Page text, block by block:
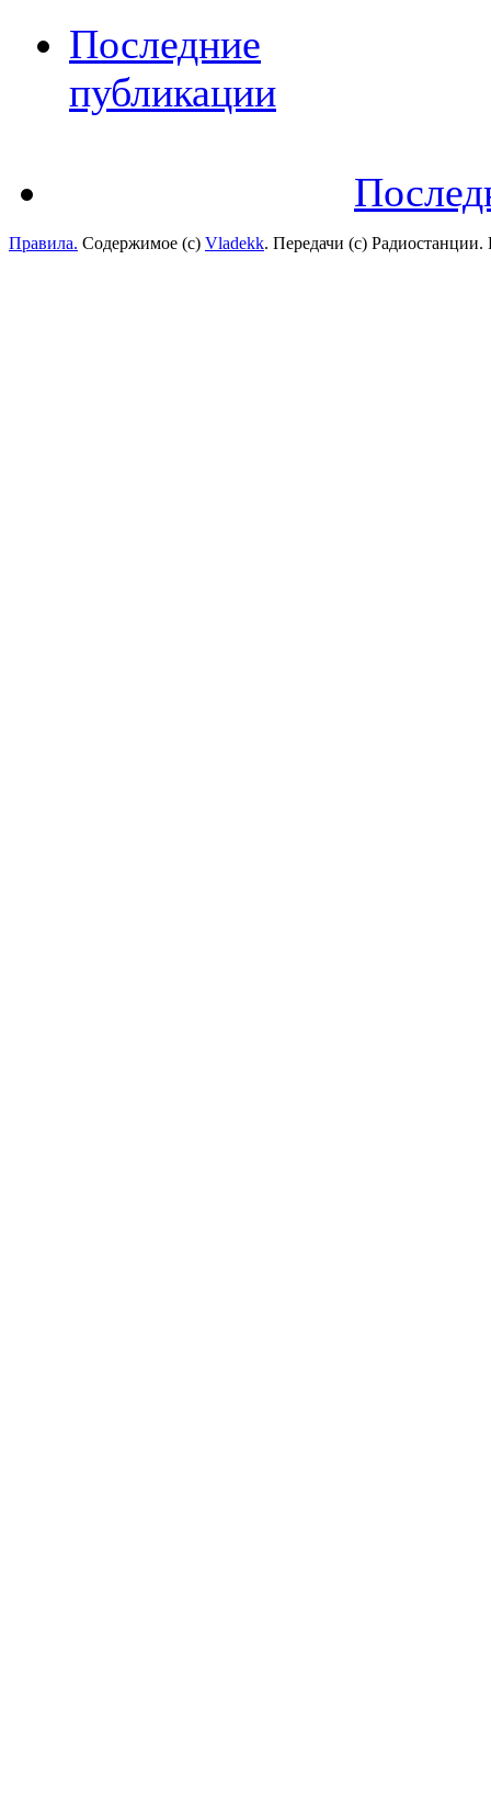
Последние
публикации
Правила. Содержимое (с) Vladekk. Передачи (с)